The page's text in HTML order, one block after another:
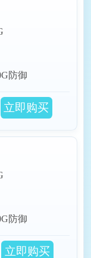
迪拜服务器
防御
立即购买
防御
立即购买